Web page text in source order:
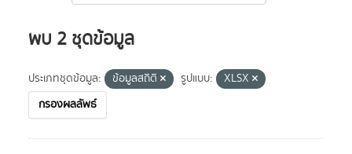
พบ 2 ชุดข้อมูล
ประเภทชุดข้อมูล: ข้อมูลสถิติ รูปแบบ:
XLSX
กรองผลลัพธ์